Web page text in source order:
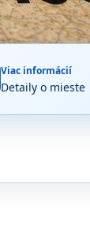
Viac informácií
Detaily o mieste